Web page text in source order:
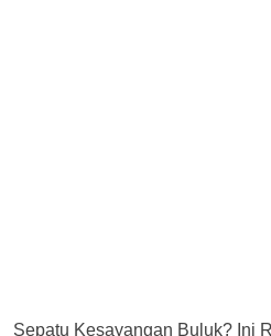
Sepatu Kesayangan Buluk? Ini